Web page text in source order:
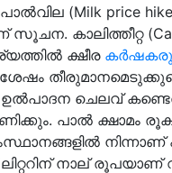
(Milk price
സൂചന. കാലിത്തീറ്റ
ക്ഷീര
ചെലവ്
പാൽ
നിന്നാണ്
നാല് രൂപയാണ്